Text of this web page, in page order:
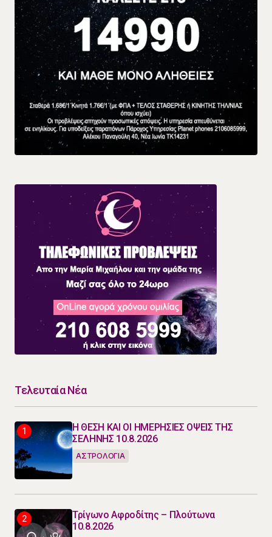
Τελευταία Νέα
Η ΘΕΣΗ ΚΑΙ ΟΙ ΗΜΕΡΗΣΙΕΣ ΟΨΕΙΣ ΤΗΣ
ΣΕΛΗΝΗΣ 10.8.2026
ΑΣΤΡΟΛΟΓΙΑ
Τρίγωνο Αφροδίτης – Πλούτωνα
10.8.2026